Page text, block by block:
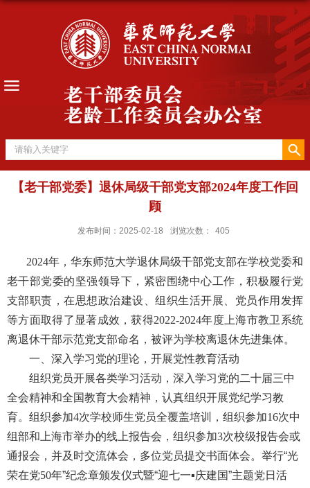
【老干部党委】退休局级干部党支部2024年度工作回
顾
发布时间：2025-02-18 浏览次数： 405
2024年，华东师范大学退休局级干部党支部在学校党委和
老干部党委的坚强领导下，紧密围绕中心工作，积极履行党
支部职责，在思想政治建设、组织生活开展、党员作用发挥
等方面取得了显著成效，获得2022-2024年度上海市教卫系统
离退休干部示范党支部命名，被评为学校离退休先进集体。
一、深入学习党的理论，开展党性教育活动
组织党员开展各类学习活动，深入学习党的二十届三中
全会精神和全国教育大会精神，认真组织开展党纪学习教
育。组织参加4次学校师生党员全覆盖培训，组织参加16次中
组部和上海市举办的线上报告会，组织参加3次校级报告会或
通报会，并及时交流体会，多位党员提交书面体会。举行“光
荣在党50年”纪念章颁发仪式暨“迎七一▪庆建国”主题党日活